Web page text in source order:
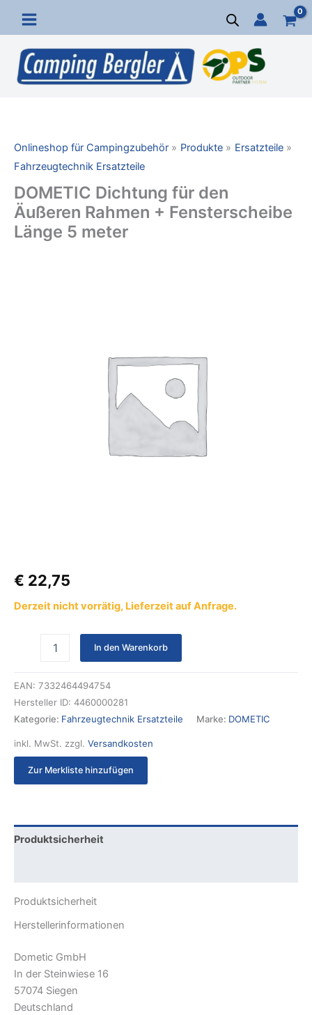
Inhalt
springen
Onlineshop für Campingzubehör Produkte
Ersatzteile
Fahrzeugtechnik Ersatzteile
DOMETIC Dichtung für den
Äußeren Rahmen + Fensterscheibe
Länge 5 meter
€ 22,75
Derzeit nicht vorrätig, Lieferzeit auf Anfrage.
In den Warenkorb
EAN: 7332464494754
Hersteller ID: 4460000281
Kategorie: Fahrzeugtechnik Ersatzteile Marke: DOMETIC
inkl. MwSt. zzgl. Versandkosten
Zur Merkliste hinzufügen
Produktsicherheit
Produktsicherheit
Herstellerinformationen
Dometic GmbH
In der Steinwiese 16
57074 Siegen
Deutschland